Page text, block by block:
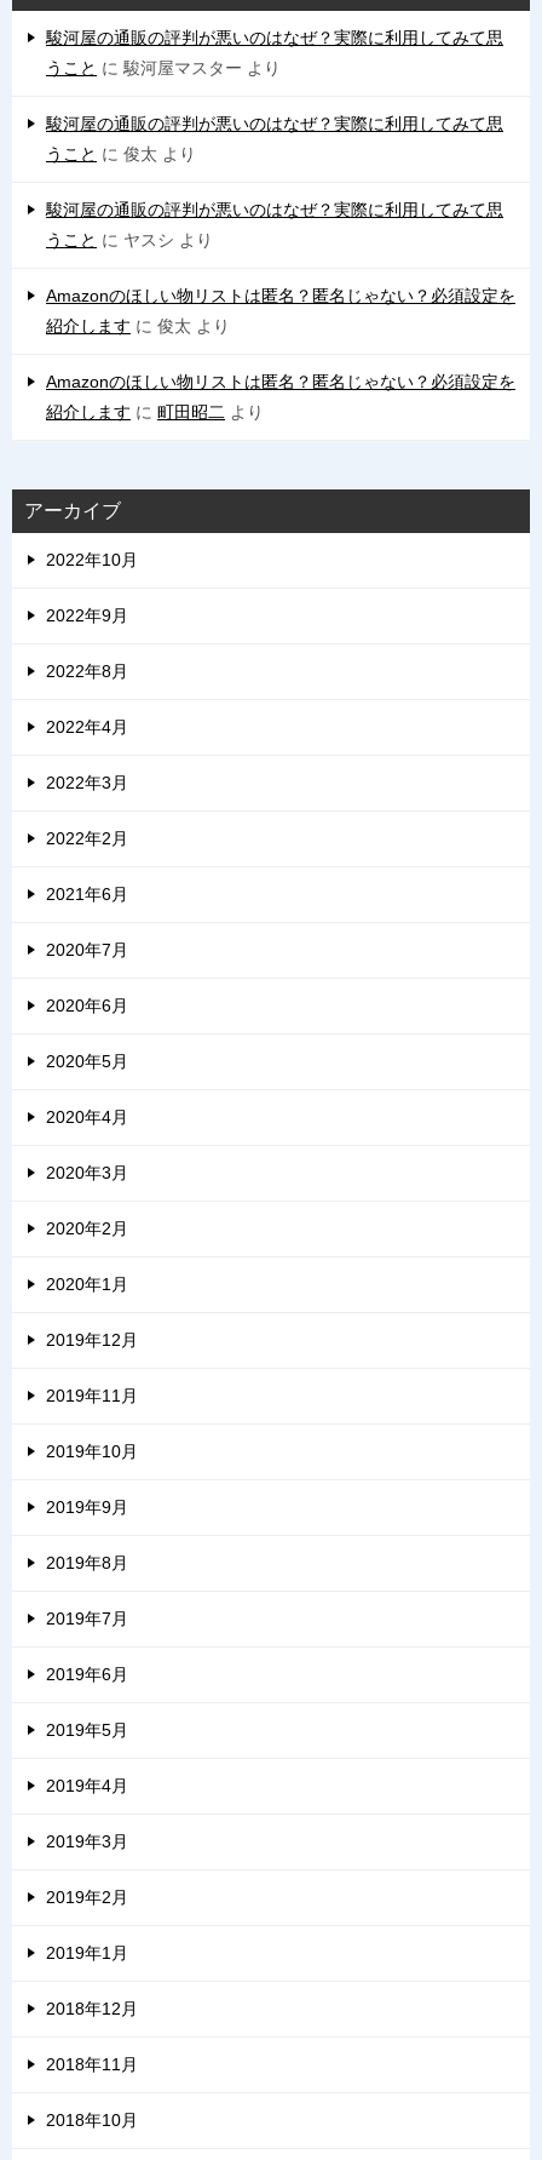
駿河屋の通販の評判が悪いのはなぜ？実際に利用してみて思
うこと に 駿河屋マスター より
駿河屋の通販の評判が悪いのはなぜ？実際に利用してみて思
うこと に 俊太 より
駿河屋の通販の評判が悪いのはなぜ？実際に利用してみて思
うこと に ヤスシ より
Amazonのほしい物リストは匿名？匿名じゃない？必須設定を
紹介します に 俊太 より
Amazonのほしい物リストは匿名？匿名じゃない？必須設定を
紹介します に 町田昭二 より
アーカイブ
2022年10月
2022年9月
2022年8月
2022年4月
2022年3月
2022年2月
2021年6月
2020年7月
2020年6月
2020年5月
2020年4月
2020年3月
2020年2月
2020年1月
2019年12月
2019年11月
2019年10月
2019年9月
2019年8月
2019年7月
2019年6月
2019年5月
2019年4月
2019年3月
2019年2月
2019年1月
2018年12月
2018年11月
2018年10月